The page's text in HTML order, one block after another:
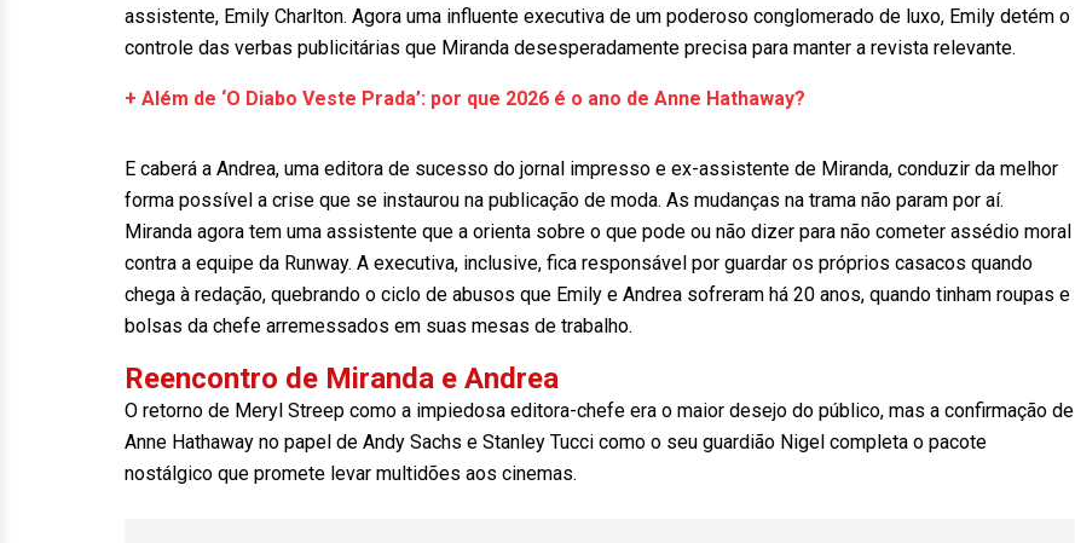
assistente, Emily Charlton. Agora uma influente executiva de um poderoso conglomerado de luxo, Emily detém o
controle das verbas publicitárias que Miranda desesperadamente precisa para manter a revista relevante.
+ Além de ‘O Diabo Veste Prada’: por que 2026 é o ano de Anne Hathaway?
E caberá a Andrea, uma editora de sucesso do jornal impresso e ex-assistente de Miranda, conduzir da melhor
forma possível a crise que se instaurou na publicação de moda. As mudanças na trama não param por aí.
Miranda agora tem uma assistente que a orienta sobre o que pode ou não dizer para não cometer assédio moral
contra a equipe da Runway. A executiva, inclusive, fica responsável por guardar os próprios casacos quando
chega à redação, quebrando o ciclo de abusos que Emily e Andrea sofreram há 20 anos, quando tinham roupas e
bolsas da chefe arremessados em suas mesas de trabalho.
Reencontro de Miranda e Andrea
O retorno de Meryl Streep como a impiedosa editora-chefe era o maior desejo do público, mas a confirmação de
Anne Hathaway no papel de Andy Sachs e Stanley Tucci como o seu guardião Nigel completa o pacote
nostálgico que promete levar multidões aos cinemas.